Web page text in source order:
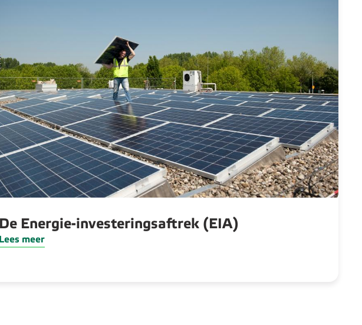
De Energie-investeringsaftrek (EIA)
Lees meer